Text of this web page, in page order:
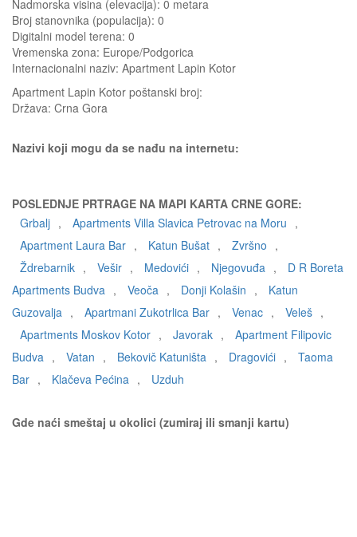
Nadmorska visina (elevacija): 0 metara
Broj stanovnika (populacija): 0
Digitalni model terena: 0
Vremenska zona: Europe/Podgorica
Internacionalni naziv: Apartment Lapin Kotor
Apartment Lapin Kotor poštanski broj:
Država: Crna Gora
Nazivi koji mogu da se nađu na internetu:
POSLEDNJE PRTRAGE NA MAPI KARTA CRNE GORE:
Grbalj , Apartments Villa Slavica Petrovac na Moru ,
Apartment Laura Bar , Katun Bušat , Zvršno ,
Ždrebarnik , Vešir , Medovići , Njegovuđa ,
D R Boreta
Apartments Budva , Veoča , Donji Kolašin ,
Katun
Guzovalja , Apartmani Zukotrlica Bar , Venac , Veleš ,
Apartments Moskov Kotor , Javorak ,
Apartment Filipovic
Budva , Vatan , Bekovič Katuništa , Dragovići ,
Taoma
Bar , Klačeva Pećina , Uzduh
Gde naći smeštaj u okolici (zumiraj ili smanji kartu)